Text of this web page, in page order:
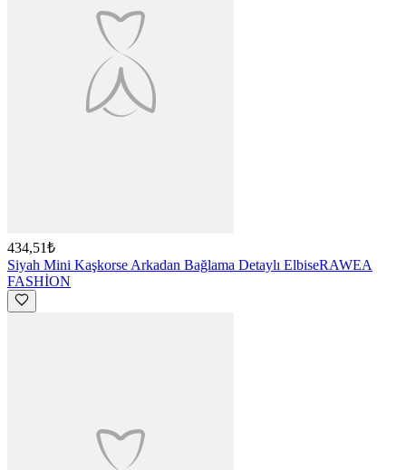
434,51₺
Siyah Mini Kaşkorse Arkadan Bağlama Detaylı ElbiseRAWEA
FASHİON